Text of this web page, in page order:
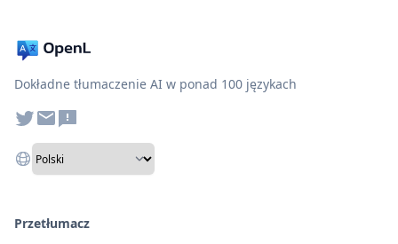
Dokładne tłumaczenie AI w ponad 100 językach
Przetłumacz